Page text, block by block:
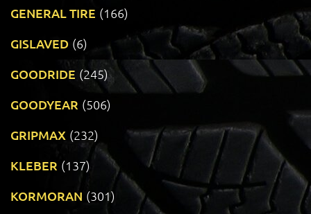
GENERAL TIRE (166)
GISLAVED (6)
GOODRIDE (245)
GOODYEAR (506)
GRIPMAX (232)
KLEBER (137)
KORMORAN (301)